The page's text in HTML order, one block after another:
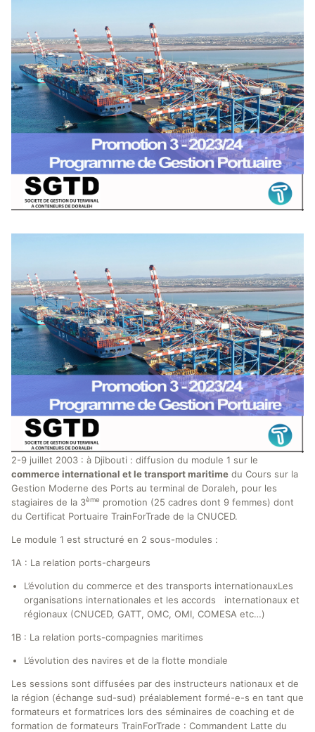
2-9 juillet 2003 : à Djibouti : diffusion du module 1 sur le
commerce international et le transport maritime du Cours sur la
Gestion Moderne des Ports au terminal de Doraleh, pour les
stagiaires de la 3ème promotion (25 cadres dont 9 femmes) dont
du Certificat Portuaire TrainForTrade de la CNUCED.
Le module 1 est structuré en 2 sous-modules :
1A : La relation ports-chargeurs
L’évolution du commerce et des transports internationauxLes
organisations internationales et les accords internationaux et
régionaux (CNUCED, GATT, OMC, OMI, COMESA etc…)
1B : La relation ports-compagnies maritimes
L’évolution des navires et de la flotte mondiale
Les sessions sont diffusées par des instructeurs nationaux et de
la région (échange sud-sud) préalablement formé-e-s en tant que
formateurs et formatrices lors des séminaires de coaching et de
formation de formateurs TrainForTrade : Commandent Latte du